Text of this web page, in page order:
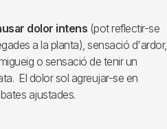
dolor intens (pot reflectir-se
a la planta), sensació d'ardor,
o sensació de tenir un
El dolor sol agreujar-se en
ajustades.